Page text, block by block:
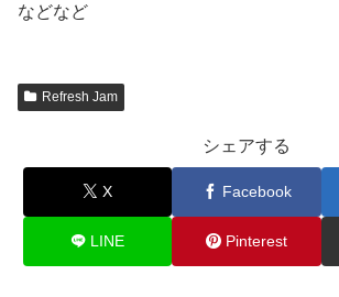
などなど
Refresh Jam
シェアする
X Facebook
LINE Pinterest